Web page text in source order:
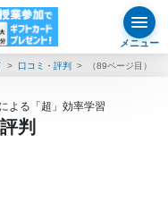
メニュー
口コミ・評判 （89ページ目）
よる「超」効率学習
判